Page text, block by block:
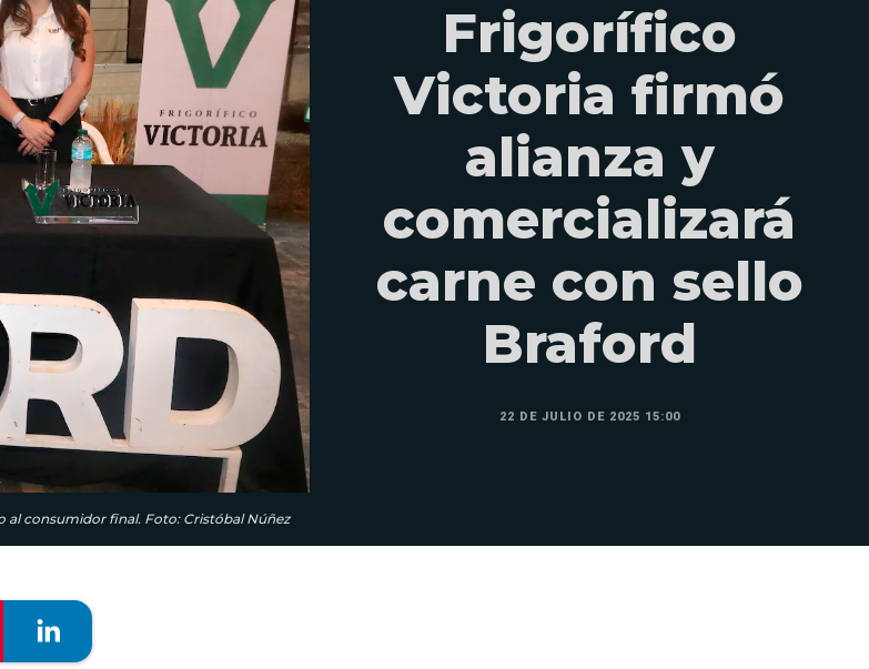
al consumidor final. Foto: Cristóbal Núñez
Frigorífico
Victoria firmó
alianza y
comercializará
carne con sello
Braford
22 DE JULIO DE 2025 15:00